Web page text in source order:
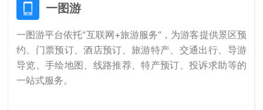
一图游
一图游平台依托“互联网+旅游服务”，为游客提供景区预
约、门票预订、酒店预订、旅游特产、交通出行、导游
导览、手绘地图、线路推荐、特产预订、投诉求助等的
一站式服务。